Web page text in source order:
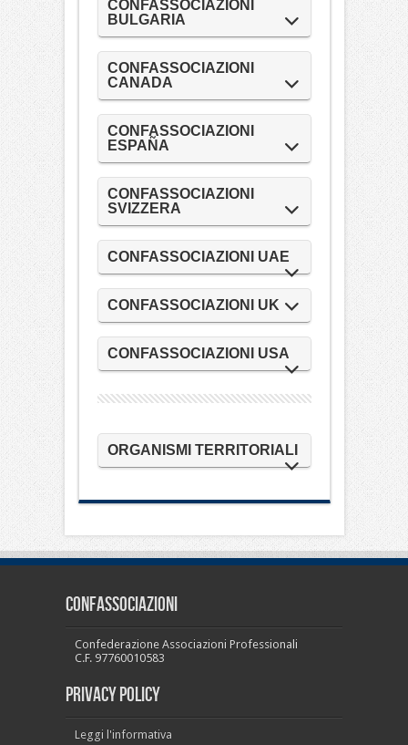
CONFASSOCIAZIONI
BULGARIA
CONFASSOCIAZIONI
CANADA
CONFASSOCIAZIONI
ESPAÑA
CONFASSOCIAZIONI
SVIZZERA
CONFASSOCIAZIONI UAE
CONFASSOCIAZIONI UK
CONFASSOCIAZIONI USA
ORGANISMI TERRITORIALI
CONFASSOCIAZIONI
Confederazione Associazioni Professionali
C.F. 97760010583
PRIVACY POLICY
Leggi l'informativa